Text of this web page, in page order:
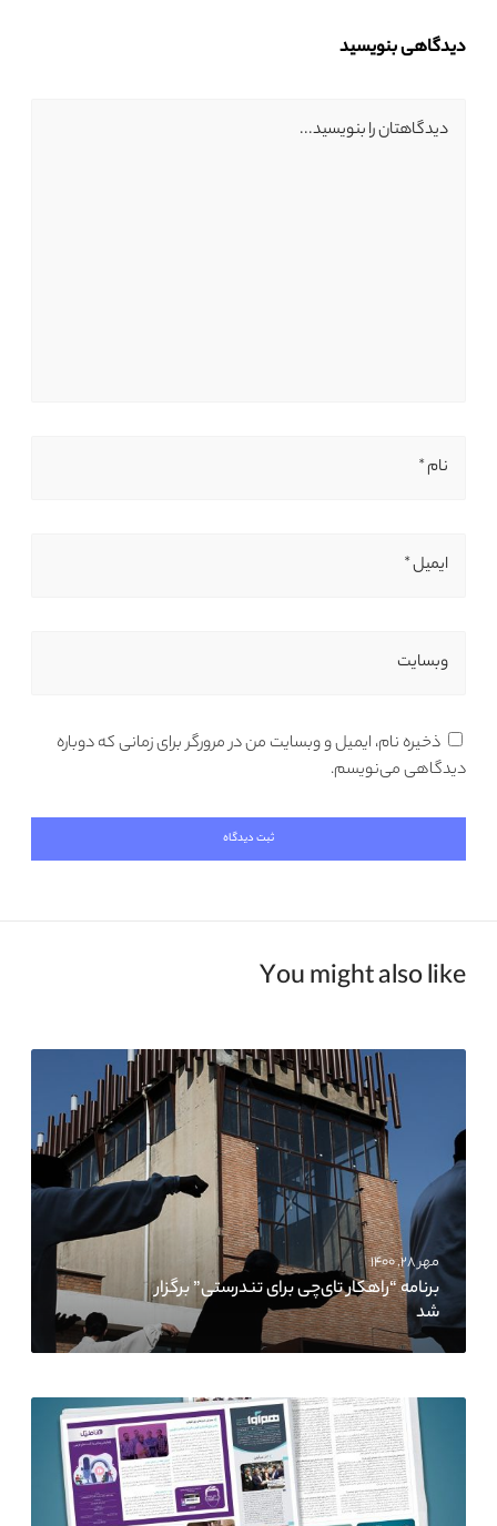
دیدگاهی بنویسید
دیدگاهتان را بنویسید...
نام *
ایمیل *
وبسایت
ذخیره نام، ایمیل و وبسایت من در مرورگر برای زمانی که دوباره
دیدگاهی می‌نویسم.
You might also like
مهر ۲۸, ۱۴۰۰
برنامه “راهکار تای‌چی برای تندرستی” برگزار
شد